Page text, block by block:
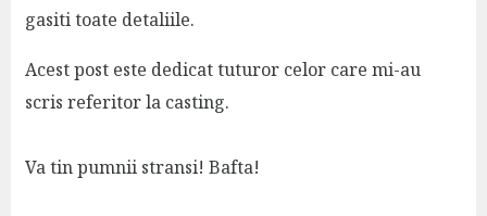
gasiti toate detaliile.
Acest post este dedicat tuturor celor care mi-au
scris referitor la casting.
Va tin pumnii stransi! Bafta!